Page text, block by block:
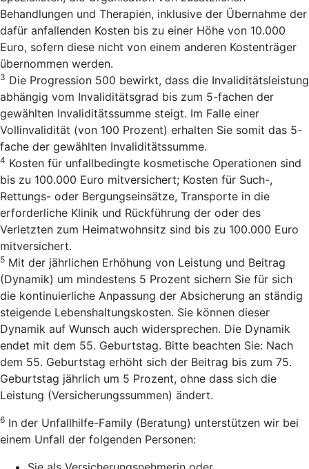
Behandlungen und Therapien, inklusive der Übernahme der
dafür anfallenden Kosten bis zu einer Höhe von 10.000
Euro, sofern diese nicht von einem anderen Kostenträger
übernommen werden.
3 Die Progression 500 bewirkt, dass die Invaliditätsleistung
abhängig vom Invaliditätsgrad bis zum 5-fachen der
gewählten Invaliditätssumme steigt. Im Falle einer
Vollinvalidität (von 100 Prozent) erhalten Sie somit das 5-
fache der gewählten Invaliditätssumme.
4 Kosten für unfallbedingte kosmetische Operationen sind
bis zu 100.000 Euro mitversichert; Kosten für Such-,
Rettungs- oder Bergungseinsätze, Transporte in die
erforderliche Klinik und Rückführung der oder des
Verletzten zum Heimatwohnsitz sind bis zu 100.000 Euro
mitversichert.
5 Mit der jährlichen Erhöhung von Leistung und Beitrag
(Dynamik) um mindestens 5 Prozent sichern Sie für sich
die kontinuierliche Anpassung der Absicherung an ständig
steigende Lebenshaltungskosten. Sie können dieser
Dynamik auf Wunsch auch widersprechen. Die Dynamik
endet mit dem 55. Geburtstag. Bitte beachten Sie: Nach
dem 55. Geburtstag erhöht sich der Beitrag bis zum 75.
Geburtstag jährlich um 5 Prozent, ohne dass sich die
Leistung (Versicherungssummen) ändert.
6 In der Unfallhilfe-Family (Beratung) unterstützen wir bei
einem Unfall der folgenden Personen: